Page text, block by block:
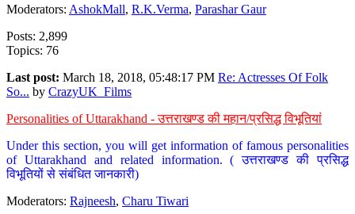
Moderators: AshokMall, R.K.Verma, Parashar Gaur
Posts: 2,899
Topics: 76
Last post: March 18, 2018, 05:48:17 PM Re: Actresses Of Folk
So... by CrazyUK_Films
Personalities of Uttarakhand - उत्तराखण्ड की महान/प्रसिद्ध विभूतियां
Under this section, you will get information of famous personalities
of Uttarakhand and related information. ( उत्तराखण्ड की प्रसिद्ध
विभूतियों से संबंधित जानकारी)
Moderators: Rajneesh, Charu Tiwari